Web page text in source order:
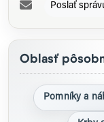
Poslať
Oblasť
Pomníky a